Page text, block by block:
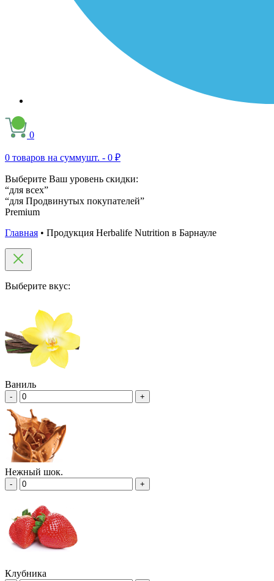
0
0 товаров на суммушт. - 0 ₽
Выберите Ваш уровень скидки:
“для всех”
“для Продвинутых покупателей”
Premium
Главная • Продукция Herbalife Nutrition в Барнауле
Выберите вкус:
Ваниль
- +
Нежный шок.
- +
Клубника